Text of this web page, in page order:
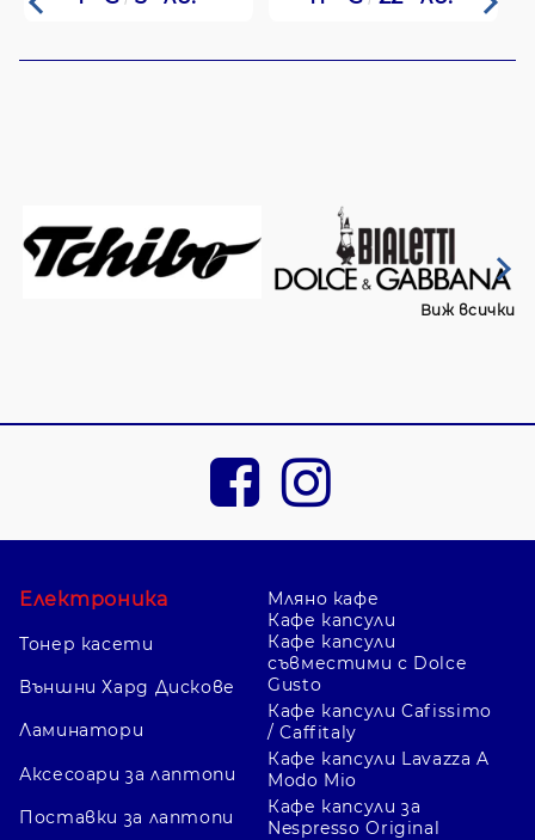
Виж всички
Електроника
Тонер касети
Външни Хард Дискове
Ламинатори
Аксесоари за лаптопи
Поставки за лаптопи
Мляно кафе
Кафе капсули
Кафе капсули
съвместими с Dolce
Gusto
Кафе капсули Cafissimo
/ Caffitaly
Кафе капсули Lavazza A
Modo Mio
Кафе капсули за
Nespresso Original